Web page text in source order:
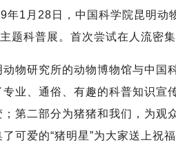
月28日，中国科学院昆明动物
主题科普展。首次尝试在人流密
研究所的动物博物馆与中国科
专业、通俗、有趣的科普知识宣
；第二部分为猪猪和我们，为观
了可爱的“猪明星”为大家送上祝